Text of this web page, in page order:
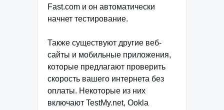
Fast.com и он автоматически
начнет тестирование.
Также существуют другие веб-
сайты и мобильные приложения,
которые предлагают проверить
скорость вашего интернета без
оплаты. Некоторые из них
включают TestMy.net, Ookla